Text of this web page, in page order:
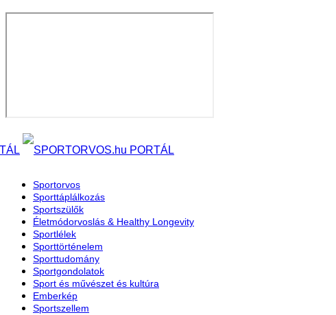
Sportorvos
Sporttáplálkozás
Sportszülők
Életmódorvoslás & Healthy Longevity
Sportlélek
Sporttörténelem
Sporttudomány
Sportgondolatok
Sport és művészet és kultúra
Emberkép
Sportszellem